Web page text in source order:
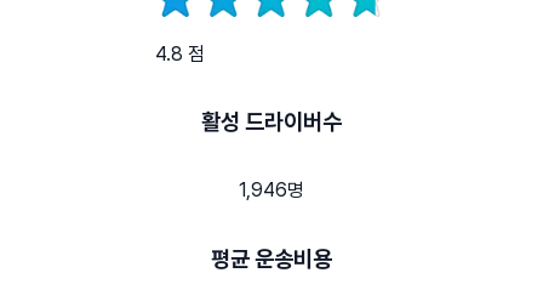
4.8 점
활성 드라이버수
1,946명
평균 운송비용